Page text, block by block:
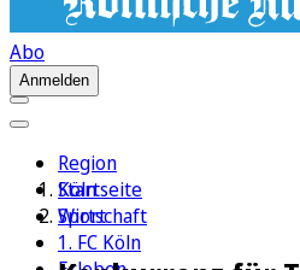
Abo
Anmelden
Region
Köln
Sport
1. FC Köln
Startseite
Wirtschaft